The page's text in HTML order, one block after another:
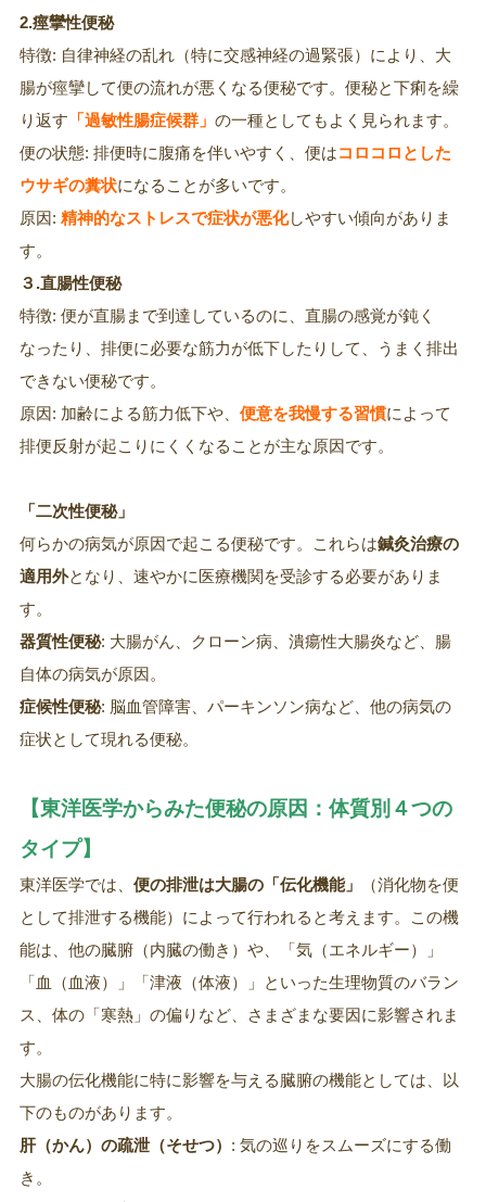
2.痙攣性便秘
特徴: 自律神経の乱れ（特に交感神経の過緊張）により、大
腸が痙攣して便の流れが悪くなる便秘です。便秘と下痢を繰
り返す 「過敏性腸症候群」 の一種としてもよく見られます。
便の状態: 排便時に腹痛を伴いやすく、便はコロコロとした
ウサギの糞状になることが多いです。
原因: 精神的なストレスで症状が悪化しやすい傾向がありま
す。
３.直腸性便秘
特徴: 便が直腸まで到達しているのに、直腸の感覚が鈍く
なったり、排便に必要な筋力が低下したりして、うまく排出
できない便秘です。
原因: 加齢による筋力低下や、 便意を我慢する習慣によって
排便反射が起こりにくくなることが主な原因です。
「二次性便秘」
何らかの病気が原因で起こる便秘です。これらは鍼灸治療の
適用外となり、速やかに医療機関を受診する必要がありま
す。
器質性便秘: 大腸がん、クローン病、潰瘍性大腸炎など、腸
自体の病気が原因。
症候性便秘: 脳血管障害、パーキンソン病など、他の病気の
症状として現れる便秘。
【東洋医学からみた便秘の原因：体質別４つの
タイプ】
東洋医学では、 便の排泄は大腸の「伝化機能」
（消化物を便
として排泄する機能）によって行われると考えます。この機
能は、他の臓腑（内臓の働き）や、「気（エネルギー）」
「血（血液）」「津液（体液）」といった生理物質のバラン
ス、体の「寒熱」の偏りなど、さまざまな要因に影響されま
す。
大腸の伝化機能に特に影響を与える臓腑の機能としては、以
下のものがあります。
肝（かん）の疏泄（そせつ） : 気の巡りをスムーズにする働
き。